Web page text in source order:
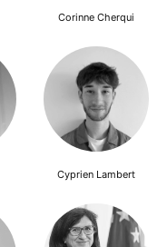
Corinne Cherqui
Cyprien Lambert